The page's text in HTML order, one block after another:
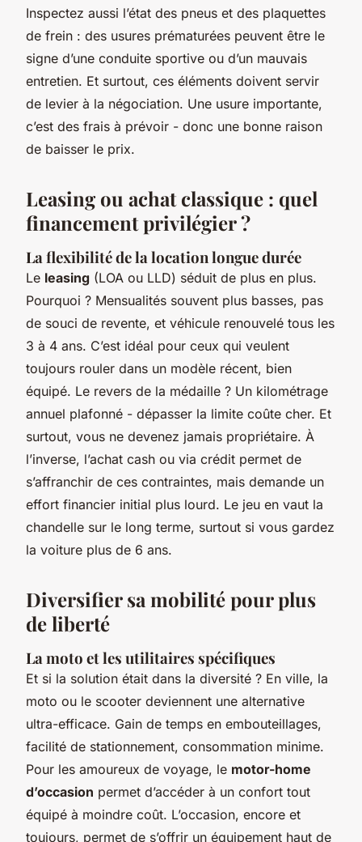
Inspectez aussi l’état des pneus et des plaquettes
de frein : des usures prématurées peuvent être le
signe d’une conduite sportive ou d’un mauvais
entretien. Et surtout, ces éléments doivent servir
de levier à la négociation. Une usure importante,
c’est des frais à prévoir - donc une bonne raison
de baisser le prix.
Leasing ou achat classique : quel
financement privilégier ?
La flexibilité de la location longue durée
Le leasing (LOA ou LLD) séduit de plus en plus.
Pourquoi ? Mensualités souvent plus basses, pas
de souci de revente, et véhicule renouvelé tous les
3 à 4 ans. C’est idéal pour ceux qui veulent
toujours rouler dans un modèle récent, bien
équipé. Le revers de la médaille ? Un kilométrage
annuel plafonné - dépasser la limite coûte cher. Et
surtout, vous ne devenez jamais propriétaire. À
l’inverse, l’achat cash ou via crédit permet de
s’affranchir de ces contraintes, mais demande un
effort financier initial plus lourd. Le jeu en vaut la
chandelle sur le long terme, surtout si vous gardez
la voiture plus de 6 ans.
Diversifier sa mobilité pour plus
de liberté
La moto et les utilitaires spécifiques
Et si la solution était dans la diversité ? En ville, la
moto ou le scooter deviennent une alternative
ultra-efficace. Gain de temps en embouteillages,
facilité de stationnement, consommation minime.
Pour les amoureux de voyage, le motor-home
d’occasion permet d’accéder à un confort tout
équipé à moindre coût. L’occasion, encore et
toujours, permet de s’offrir un équipement haut de